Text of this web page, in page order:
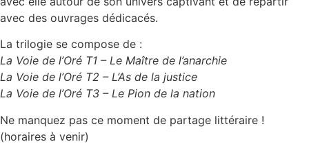
avec des ouvrages dédicacés.
La trilogie se compose de :
La Voie de l’Oré T1 – Le Maître de l’anarchie
La Voie de l’Oré T2 – L’As de la justice
La Voie de l’Oré T3 – Le Pion de la nation
Ne manquez pas ce moment de partage littéraire !
(horaires à venir)